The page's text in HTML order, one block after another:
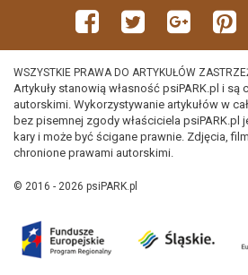
WSZYSTKIE PRAWA DO ARTYKUŁÓW
Artykuły stanowią własność psiPARK.pl i są
autorskimi. Wykorzystywanie artykułów w
bez pisemnej zgody właściciela
kary i może być ścigane prawnie. Zdjęcia,
chronione prawami autorskimi.
© 2016 - 2026 psiPARK.pl